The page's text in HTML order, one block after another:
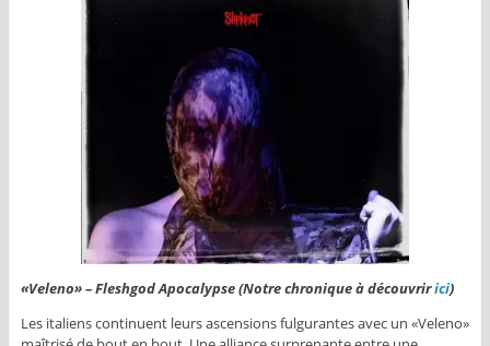
«Veleno» – Fleshgod Apocalypse (Notre chronique à découvririci)
Les italiens continuent leurs ascensions fulgurantes avec un «Veleno»